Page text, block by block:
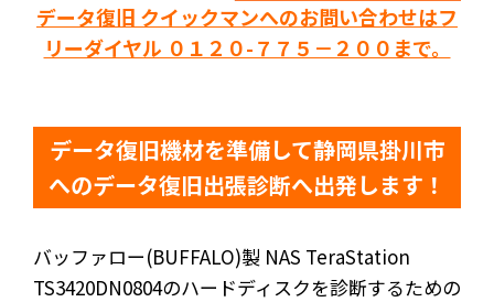
データ復旧 クイックマンへのお問い合わせはフ
リーダイヤル ０１２０-７７５－２００まで。
データ復旧機材を準備して静岡県掛川市
へのデータ復旧出張診断へ出発します！
バッファロー(BUFFALO)製 NAS TeraStation
TS3420DN0804のハードディスクを診断するための